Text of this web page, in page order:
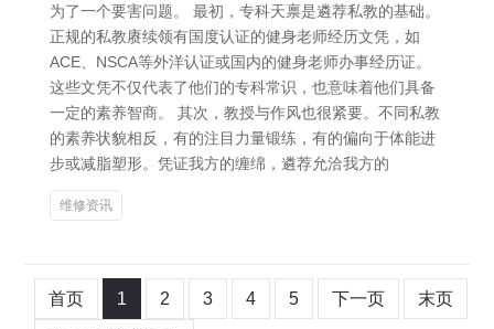
为了一个要害问题。 最初，专科天禀是遴荐私教的基础。
正规的私教赓续领有国度认证的健身老师经历文凭，如
ACE、NSCA等外洋认证或国内的健身老师办事经历证。
这些文凭不仅代表了他们的专科常识，也意味着他们具备
一定的素养智商。 其次，教授与作风也很紧要。不同私教
的素养状貌相反，有的注目力量锻练，有的偏向于体能进
步或减脂塑形。凭证我方的缠绵，遴荐允洽我方的
维修资讯
首页 1 2 3 4 5 下一页 末页